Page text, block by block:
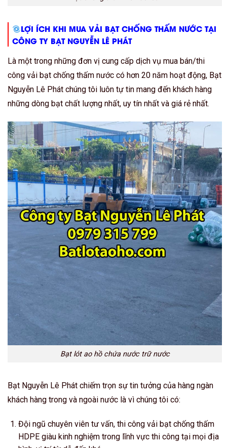
LỢI ÍCH KHI MUA VẢI BẠT CHỐNG THẤM NƯỚC TẠI
CÔNG TY BẠT NGUYỄN LÊ PHÁT
Là một trong những đơn vị cung cấp dịch vụ mua bán/thi
công vải bạt chống thấm nước có hơn 20 năm hoạt động, Bạt
Nguyễn Lê Phát chúng tôi luôn tự tin mang đến khách hàng
những dòng bạt chất lượng nhất, uy tín nhất và giá rẻ nhất.
Bạt lót ao hồ chứa nước trữ nước
Bạt Nguyễn Lê Phát chiếm trọn sự tin tưởng của hàng ngàn
khách hàng trong và ngoài nước là vì chúng tôi có:
Đội ngũ chuyên viên tư vấn, thi công vải bạt chống thấm
HDPE giàu kinh nghiệm trong lĩnh vực thi công tại mọi địa